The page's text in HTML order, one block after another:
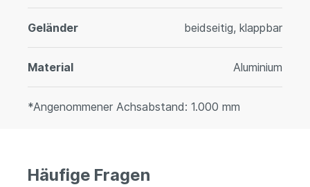
Geländer beidseitig, klappbar
Material Aluminium
*Angenommener Achsabstand: 1.000 mm
Häufige Fragen